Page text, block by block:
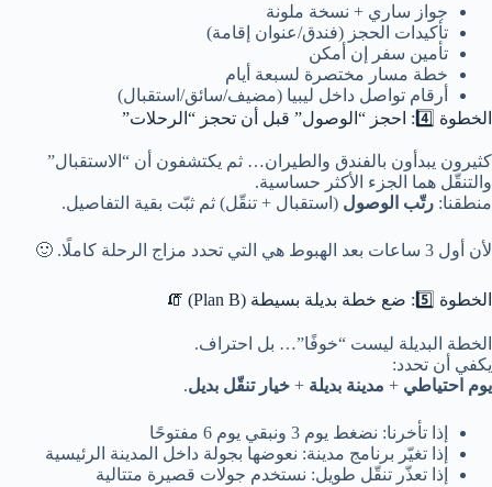
جواز ساري + نسخة ملونة
تأكيدات الحجز (فندق/عنوان إقامة)
تأمين سفر إن أمكن
خطة مسار مختصرة لسبعة أيام
أرقام تواصل داخل ليبيا (مضيف/سائق/استقبال)
الخطوة 4️⃣: احجز “الوصول” قبل أن تحجز “الرحلات”
كثيرون يبدأون بالفندق والطيران… ثم يكتشفون أن “الاستقبال”
والتنقّل هما الجزء الأكثر حساسية.
منطقنا: رتّب الوصول (استقبال + تنقّل) ثم ثبّت بقية التفاصيل.
لأن أول 3 ساعات بعد الهبوط هي التي تحدد مزاج الرحلة كاملًا. 🙂
الخطوة 5️⃣: ضع خطة بديلة بسيطة (Plan B) 🧯
الخطة البديلة ليست “خوفًا”… بل احتراف.
يكفي أن تحدد:
يوم احتياطي + مدينة بديلة + خيار تنقّل بديل.
إذا تأخرنا: نضغط يوم 3 ونبقي يوم 6 مفتوحًا
إذا تغيّر برنامج مدينة: نعوضها بجولة داخل المدينة الرئيسية
إذا تعذّر تنقّل طويل: نستخدم جولات قصيرة متتالية